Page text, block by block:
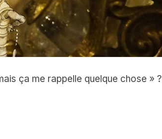
ça me rappelle quelque chose » ?